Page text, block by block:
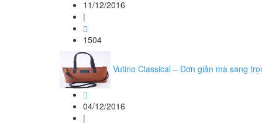
11/12/2016
|
1504
Vutino Classical – Đơn giản mà sang
04/12/2016
|